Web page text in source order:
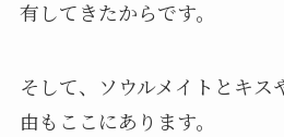
有してきたからです。
そして、ソウルメイトとキス
由もここにあります。